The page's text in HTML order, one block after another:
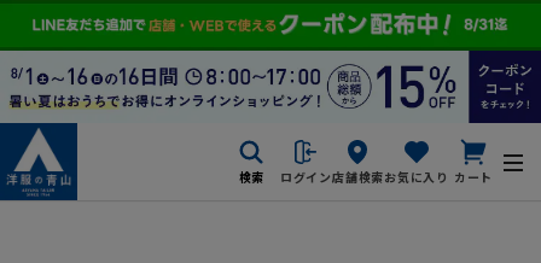
検索 ログイン店舗検索お気に入り カート